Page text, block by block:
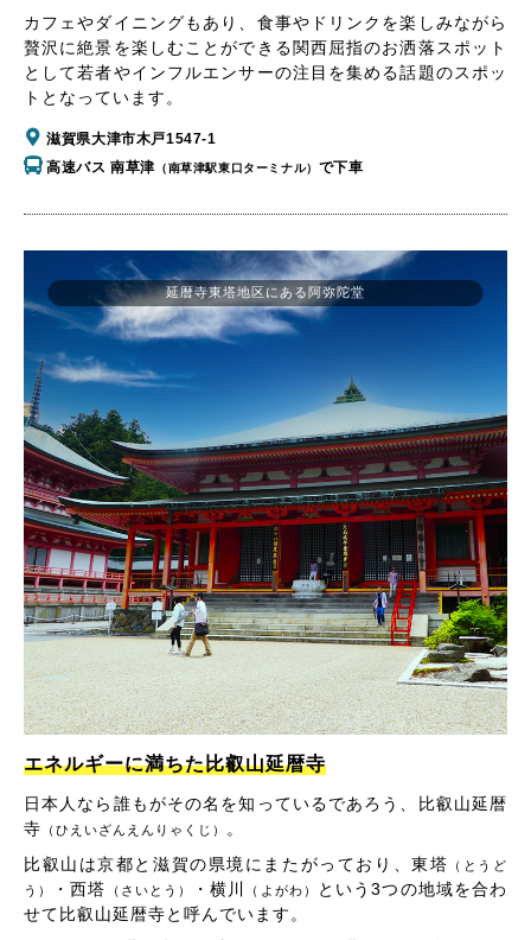
カフェやダイニングもあり、食事やドリンクを楽しみながら
贅沢に絶景を楽しむことができる関西屈指のお洒落スポット
として若者やインフルエンサーの注目を集める話題のスポッ
トとなっています。
滋賀県大津市木戸1547-1
高速バス 南草津 （南草津駅東口ターミナル） で下車
延暦寺東塔地区にある阿弥陀堂
エネルギーに満ちた比叡山延暦寺
日本人なら誰もがその名を知っているであろう、比叡山延暦
寺 （ひえいざんえんりゃくじ） 。
比叡山は京都と滋賀の県境にまたがっており、東塔
（とうど
う）
・西塔 （さいとう） ・横川 （よがわ）
という3つの地域を合わ
せて比叡山延暦寺と呼んでいます。